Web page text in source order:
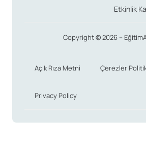
Kuzey İrlanda
Masrafları
Kuzey İrlanda’da aylık yaşam
600-800 GBP arası bir bütçe
konaklama, yiyecek ve ulaşım gibi
karşılamak için yeterli olacaktır.
Etkinlik
Copyright © 2026 –
Açık Rıza Metni Çerezler
Privacy Policy